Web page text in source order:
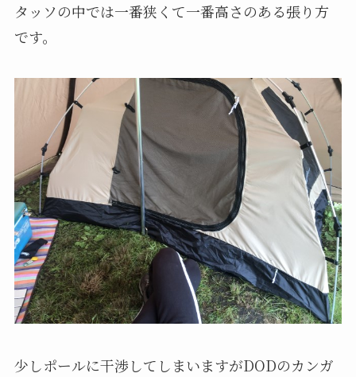
タッソの中では一番狭くて一番高さのある張り方
です。
少しポールに干渉してしまいますがDODのカンガ